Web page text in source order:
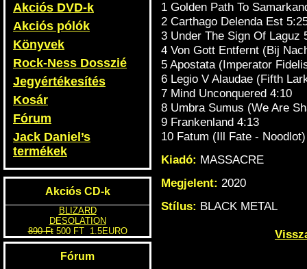
Akciós DVD-k
Akciós pólók
Könyvek
Rock-Ness Dosszié
Jegyértékesítés
Kosár
Fórum
Jack Daniel’s
termékek
Akciós CD-k
BLIZARD
DESOLATION
1 Golden Path To
2 Carthago Delenda Est
3 Under The Sign Of Laguz
4 Von Gott Entfernt (Bij
5 Apostata (Imperator
6 Legio V Alaudae (Fifth
7 Mind Unconquered 4:10
8 Umbra Sumus (We Are
9 Frankenland 4:13
10 Fatum (Ill Fate -
Kiadó: MASSACRE
Megjelent: 2020
Stílus: BLACK METAL